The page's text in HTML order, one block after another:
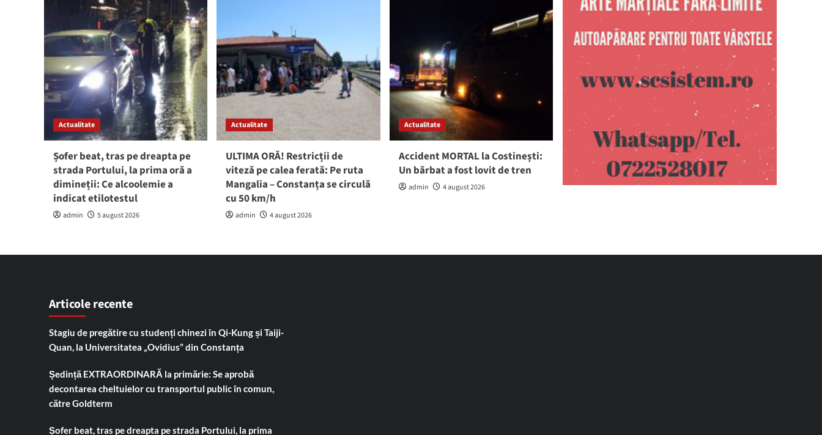
Actualitate
Șofer beat, tras pe dreapta pe
strada Portului, la prima oră a
dimineții: Ce alcoolemie a
indicat etilotestul
admin 5 august 2026
Actualitate
ULTIMA ORĂ! Restricții de
viteză pe calea ferată: Pe ruta
Mangalia – Constanța se circulă
cu 50 km/h
admin 4 august 2026
Actualitate
Accident MORTAL la Costinești:
Un bărbat a fost lovit de tren
admin 4 august 2026
Articole recente
Stagiu de pregătire cu studenți chinezi în Qi-Kung și Taiji-
Quan, la Universitatea „Ovidius” din Constanța
Ședință EXTRAORDINARĂ la primărie: Se aprobă
decontarea cheltuielor cu transportul public în comun,
către Goldterm
Șofer beat, tras pe dreapta pe strada Portului, la prima